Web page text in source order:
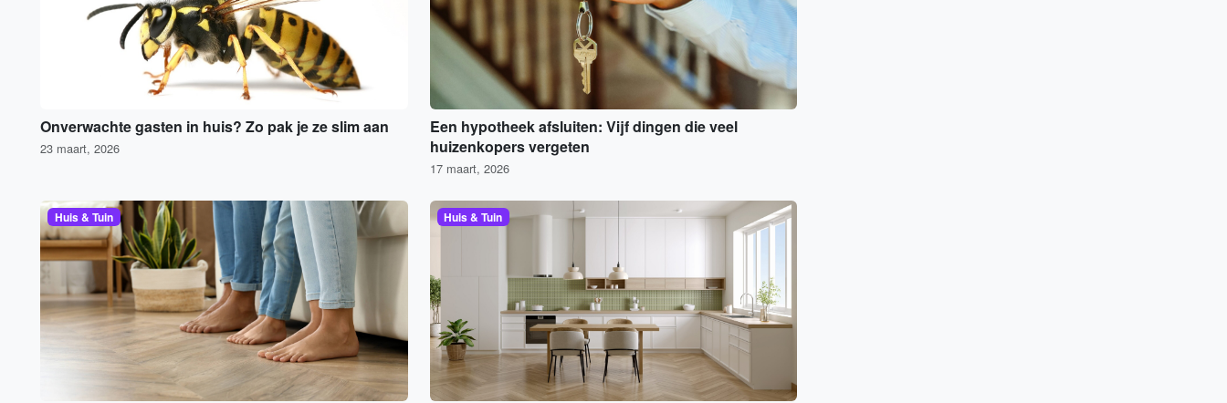
Onverwachte gasten in huis? Zo pak je ze slim aan
23 maart, 2026
Een hypotheek afsluiten: Vijf dingen die veel
huizenkopers vergeten
17 maart, 2026
Huis & Tuin Huis & Tuin